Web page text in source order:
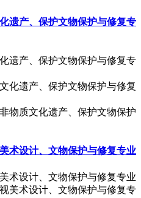
遗产、保护文物保护与修复专
遗产、保护文物保护与修复专
物质文化遗产、保护文物保护
术设计、文物保护与修复专业
术设计、文物保护与修复专业